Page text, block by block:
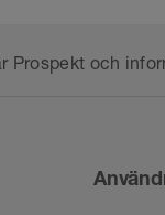
Prospekt och